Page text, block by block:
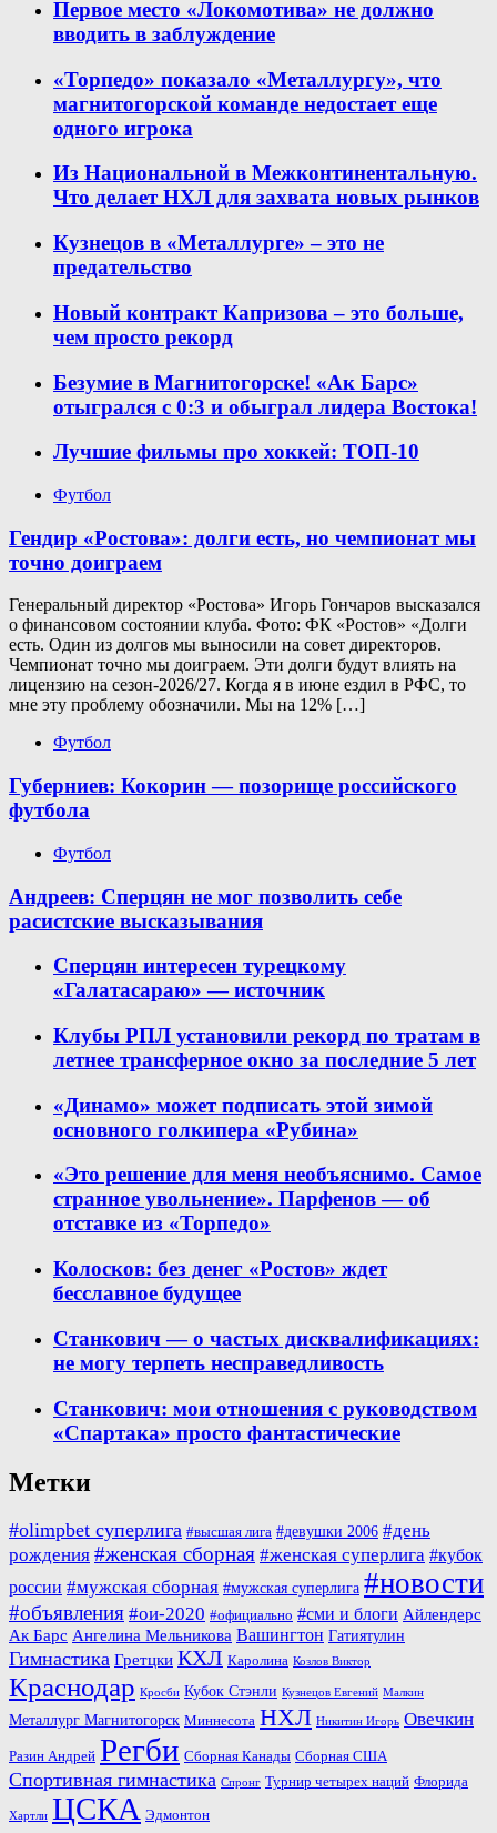
Первое место «Локомотива» не должно
вводить в заблуждение
«Торпедо» показало «Металлургу», что
магнитогорской команде недостает еще
одного игрока
Из Национальной в Межконтинентальную.
Что делает НХЛ для захвата новых рынков
Кузнецов в «Металлурге» – это не
предательство
Новый контракт Капризова – это больше,
чем просто рекорд
Безумие в Магнитогорске! «Ак Барс»
отыгрался с 0:3 и обыграл лидера Востока!
Лучшие фильмы про хоккей: ТОП-10
Футбол
Гендир «Ростова»: долги есть, но чемпионат мы
точно доиграем
Генеральный директор «Ростова» Игорь Гончаров высказался
о финансовом состоянии клуба. Фото: ФК «Ростов» «Долги
есть. Один из долгов мы выносили на совет директоров.
Чемпионат точно мы доиграем. Эти долги будут влиять на
лицензию на сезон-2026/27. Когда я в июне ездил в РФС, то
мне эту проблему обозначили. Мы на 12% […]
Футбол
Губерниев: Кокорин — позорище российского
футбола
Футбол
Андреев: Сперцян не мог позволить себе
расистские высказывания
Сперцян интересен турецкому
«Галатасараю» — источник
Клубы РПЛ установили рекорд по тратам в
летнее трансферное окно за последние 5 лет
«Динамо» может подписать этой зимой
основного голкипера «Рубина»
«Это решение для меня необъяснимо. Самое
странное увольнение». Парфенов — об
отставке из «Торпедо»
Колосков: без денег «Ростов» ждет
бесславное будущее
Станкович — о частых дисквалификациях:
не могу терпеть несправедливость
Станкович: мои отношения с руководством
«Спартака» просто фантастические
Метки
#olimpbet суперлига #высшая лига #девушки 2006 #день
рождения #женская сборная #женская суперлига #кубок
россии #мужская сборная #мужская суперлига #новости
#объявления #ои-2020 #официально #сми и блоги Айлендерс
Ак Барс Ангелина Мельникова Вашингтон Гатиятулин
Гимнастика Гретцки КХЛ Каролина Козлов Виктор
Краснодар Кросби Кубок Стэнли Кузнецов Евгений Малкин
Металлург Магнитогорск Миннесота НХЛ Никитин Игорь Овечкин
Разин Андрей Регби Сборная Канады Сборная США
Спортивная гимнастика Спронг Турнир четырех наций Флорида
Хартли ЦСКА Эдмонтон